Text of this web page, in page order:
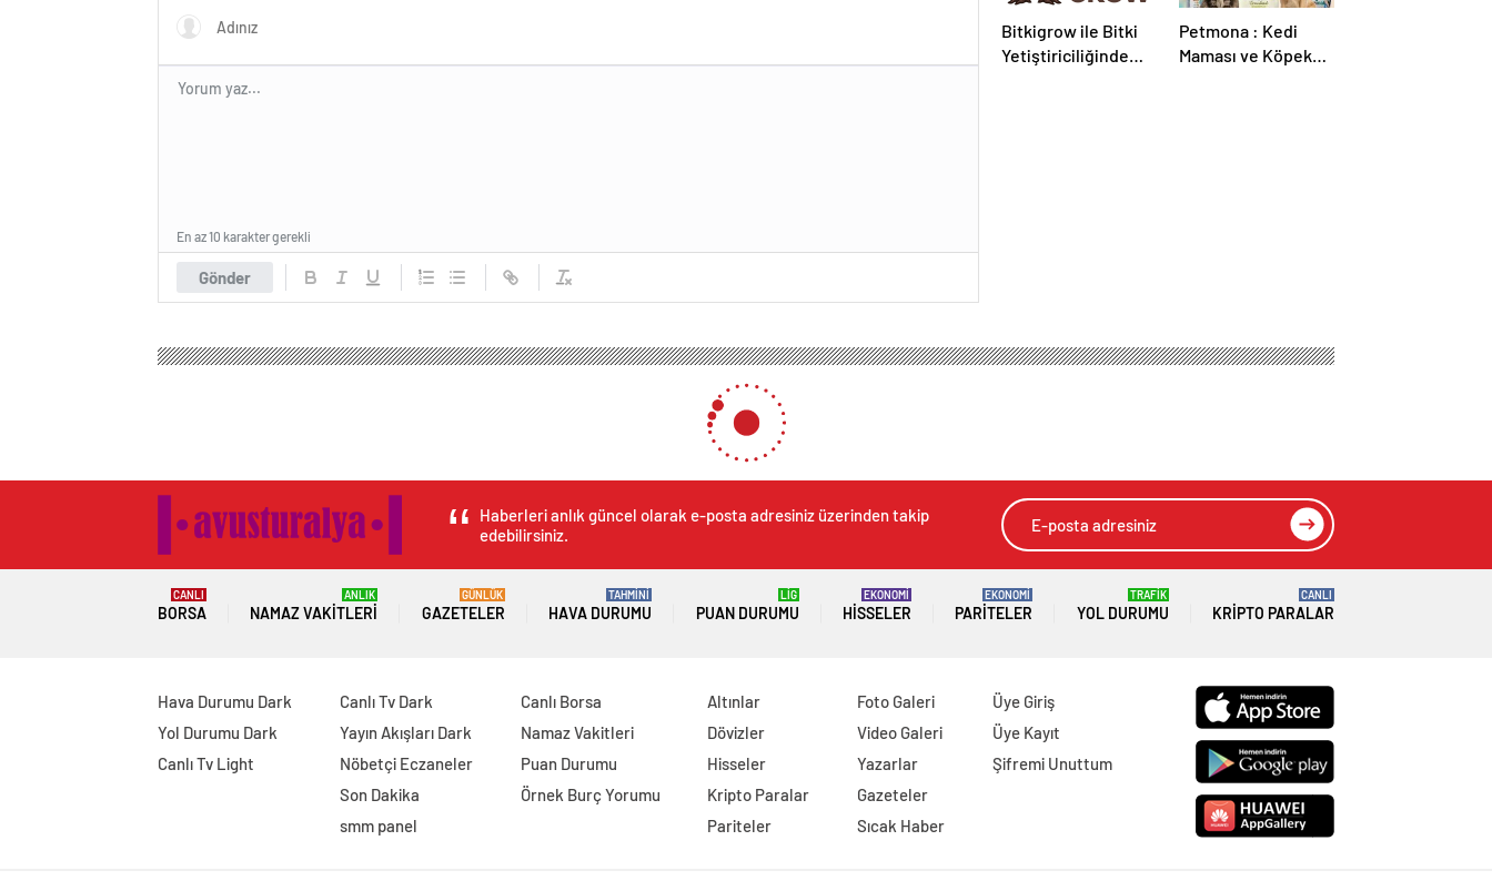
Gönder
En az 10 karakter gerekli
Bitkigrow ile Bitki
Yetiştiriciliğinde
Petmona : Kedi
Maması ve Köpek
Haberleri anlık güncel olarak e-posta adresiniz üzerinden takip
edebilirsiniz.
BORSA
CANLI
NAMAZ VAKITLERI
ANLIK
GAZETELER
GÜNLÜK
HAVA DURUMU
TAHMİNİ
PUAN DURUMU
LİG
HISSELER
EKONOMİ
PARITELER
EKONOMİ
YOL DURUMU
TRAFİK
KRIPTO PARALAR
CANLI
Hava Durumu Dark
Yol Durumu Dark
Canlı Tv Light
Canlı Tv Dark
Yayın Akışları Dark
Nöbetçi Eczaneler
Son Dakika
smm panel
Canlı Borsa
Namaz Vakitleri
Puan Durumu
Örnek Burç Yorumu
Altınlar
Dövizler
Hisseler
Kripto Paralar
Pariteler
Foto Galeri
Video Galeri
Yazarlar
Gazeteler
Sıcak Haber
Üye Giriş
Üye Kayıt
Şifremi Unuttum